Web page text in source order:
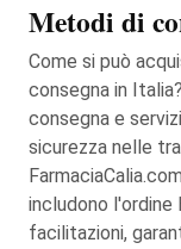
Metodi di
Come si può
consegna in
consegna e
sicurezza nelle
includono l'ordine
facilitazioni,